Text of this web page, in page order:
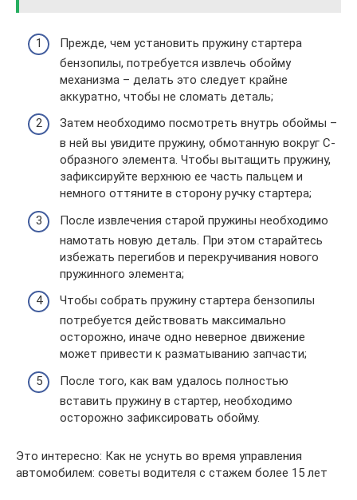
Прежде, чем установить пружину стартера
бензопилы, потребуется извлечь обойму
механизма – делать это следует крайне
аккуратно, чтобы не сломать деталь;
Затем необходимо посмотреть внутрь обоймы –
в ней вы увидите пружину, обмотанную вокруг С-
образного элемента. Чтобы вытащить пружину,
зафиксируйте верхнюю ее часть пальцем и
немного оттяните в сторону ручку стартера;
После извлечения старой пружины необходимо
намотать новую деталь. При этом старайтесь
избежать перегибов и перекручивания нового
пружинного элемента;
Чтобы собрать пружину стартера бензопилы
потребуется действовать максимально
осторожно, иначе одно неверное движение
может привести к разматыванию запчасти;
После того, как вам удалось полностью
вставить пружину в стартер, необходимо
осторожно зафиксировать обойму.
Это интересно: Как не уснуть во время управления
автомобилем: советы водителя с стажем более 15 лет